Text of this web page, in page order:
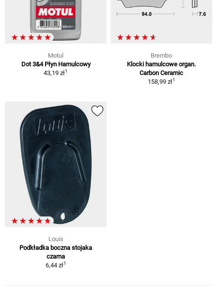
Motul
Dot 3&4 Płyn Hamulcowy
43,19 zł1
Brembo
Klocki hamulcowe organ.
Carbon Ceramic
158,99 zł1
Louis
Podkładka boczna stojaka
czarna
6,44 zł1